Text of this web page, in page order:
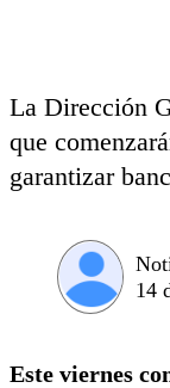
La Dirección
que
garantizar
14
Este viernes